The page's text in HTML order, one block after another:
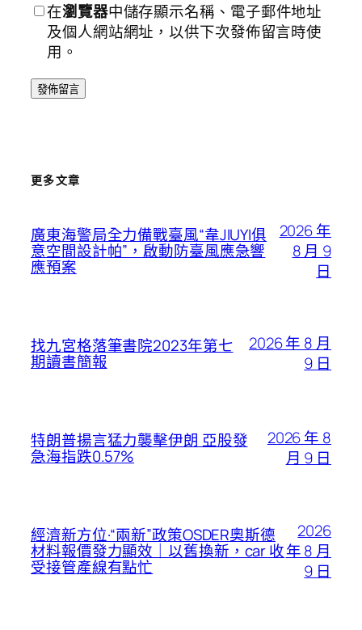
在瀏覽器中儲存顯示名稱、電子郵件地址
及個人網站網址，以供下次發佈留言時使
用。
更多文章
廣東海警局全力備戰臺風“韋JIUYI俱
意空間設計帕”，啟動防臺風應急響
應預案
2026 年
8 月 9
日
找九宮格落筆書院2023年第七
期讀書簡報
2026 年 8 月
9 日
特朗普揚言猛力襲擊伊朗 亞股發
急海指跌0.57%
2026 年 8
月 9 日
經濟新方位·“兩新”政策OSDER奧斯德
材料報價發力顯效｜以舊換新，car 收
受接管產線有點忙
2026
年 8 月
9 日